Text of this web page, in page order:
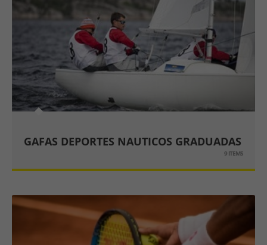
GAFAS DEPORTES NAUTICOS GRADUADAS
9 ITEMS